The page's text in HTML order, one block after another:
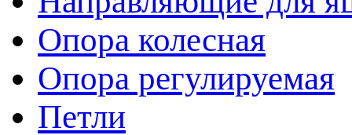
Опора колесная
Опора регулируемая
Петли